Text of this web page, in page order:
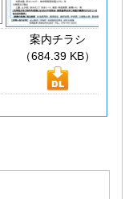
案内チラシ
（684.39 KB）